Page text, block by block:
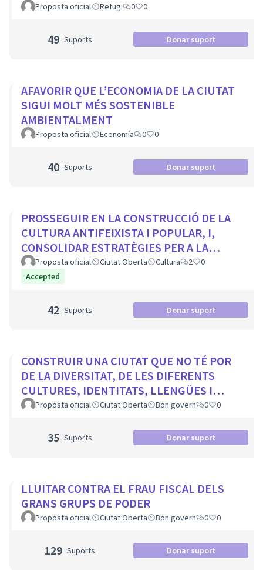
Proposta oficial Refugi 0 0
49 Suports Donar suport
AFAVORIR QUE L’ECONOMIA DE LA CIUTAT
SIGUI MOLT MÉS SOSTENIBLE
AMBIENTALMENT
Proposta oficial Economía 0 0
40 Suports Donar suport
PROSSEGUIR EN LA CONSTRUCCIÓ DE LA
CULTURA ANTIFEIXISTA I POPULAR, I,
CONSOLIDAR ESTRATÈGIES PER A LA
VISIBILITZACIÓ DE LA MEMÒRIA
DEMOCRÀTICA CIUTADA
Proposta oficial Ciutat Oberta Cultura 2
0
Accepted
42 Suports Donar suport
CONSTRUIR UNA CIUTAT QUE NO TÉ POR
DE LA DIVERSITAT, DE LES DIFERENTS
CULTURES, IDENTITATS, LLENGÜES I
RELIGIONS
Proposta oficial Ciutat Oberta Bon govern 0 0
35 Suports Donar suport
LLUITAR CONTRA EL FRAU FISCAL DELS
GRANS GRUPS DE PODER
Proposta oficial Ciutat Oberta Bon govern 0 0
129 Suports Donar suport